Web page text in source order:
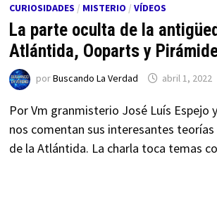
CURIOSIDADES / MISTERIO / VÍDEOS
La parte oculta de la
Atlántida, Ooparts y
porBuscando La Verdad abril 1, 2022
Por Vm granmisterio José Luís Espejo
nos comentan sus interesantes
de la Atlántida. La charla toca temas